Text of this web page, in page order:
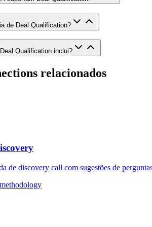
de Deal Qualification?
Qualification inclui?
relacionados
de discovery call com sugestões de
methodology